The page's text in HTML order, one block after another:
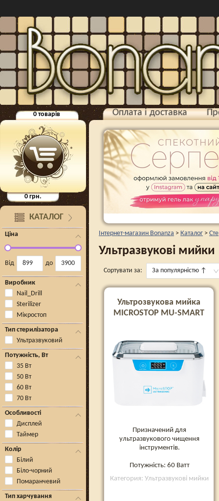
0 товарів
0грн.
КАТАЛОГ
Ціна
Від до
Виробник
Nail_Drill
Sterilizer
Мікростоп
Тип стерилізатора
Ультразвуковий
Потужність, Вт
35 Вт
50 Вт
60 Вт
70 Вт
Особливості
Дисплей
Таймер
Колір
Білий
Біло-чорний
Помаранчевий
Тип харчування
Оплата і доставка
Інтернет-магазин Bonanza > Каталог >
Ультразвукові мийки
Сортувати за: За популярністю ↑
Ультрозвукова мийка
MICROSTOP MU-SMART
Призначений для
ультразвукового чищення
інструментів.
Потужність: 60 Ватт
Категория: Ультразвукові мийки